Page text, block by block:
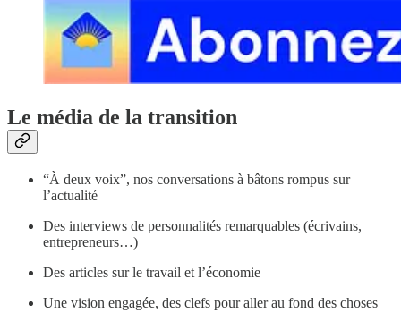
Le média de la transition
“À deux voix”, nos conversations à bâtons rompus sur
l’actualité
Des interviews de personnalités remarquables (écrivains,
entrepreneurs…)
Des articles sur le travail et l’économie
Une vision engagée, des clefs pour aller au fond des choses